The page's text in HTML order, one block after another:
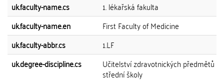
uk.faculty-name.cs
1. lékařská fakulta
uk.faculty-name.en
First Faculty of Medicine
uk.faculty-abbr.cs
1.LF
uk.degree-discipline.cs
Učitelství zdravotnických předmětů
střední školy